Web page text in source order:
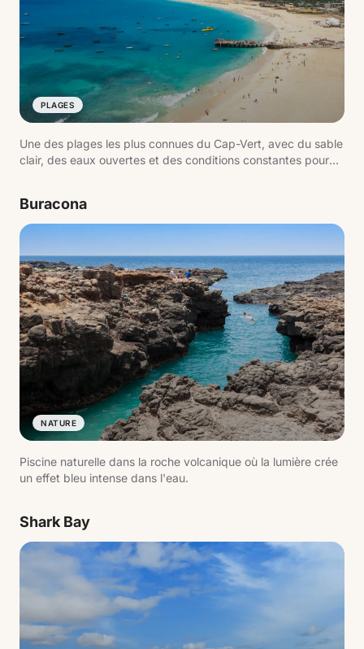
PLAGES
Une des plages les plus connues du Cap-Vert, avec du sable
clair, des eaux ouvertes et des conditions constantes pour
Buracona
NATURE
Piscine naturelle dans la roche volcanique où la lumière crée
un effet bleu intense dans l'eau.
Shark Bay